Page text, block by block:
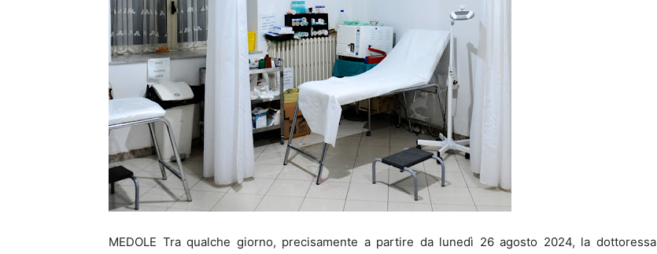
MEDOLE Tra qualche giorno, precisamente a partire da lunedì 26 agosto 2024, la dottoressa